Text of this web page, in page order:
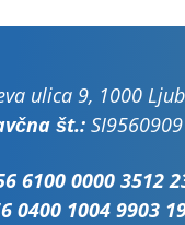
ulica 9, 1000
št.:
6100 0000 3512
0400 1004 9903